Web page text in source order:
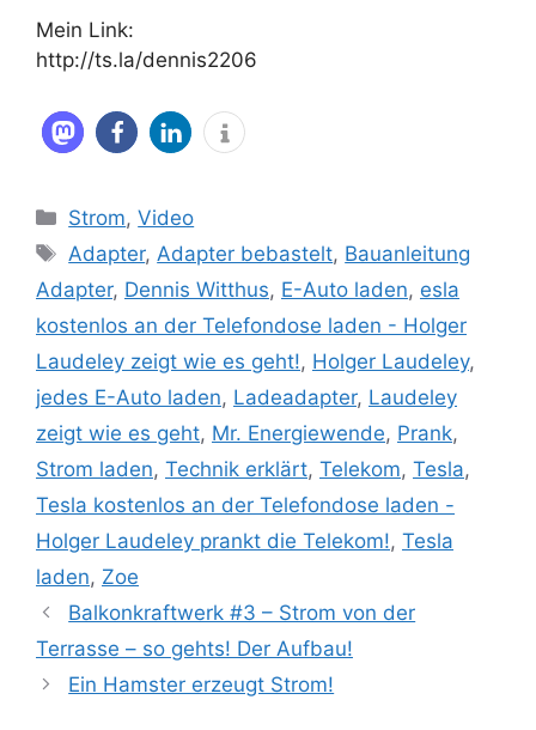
Mein Link:
http://ts.la/dennis2206
Kategorien
Strom,Video
Schlagwörter
Adapter,Adapter bebastelt, Bauanleitung
Adapter, Dennis Witthus, E-Auto laden, esla
kostenlos an der Telefondose laden - Holger
Laudeley zeigt wie es geht!, Holger Laudeley,
jedes E-Auto laden, Ladeadapter, Laudeley
zeigt wie es geht, Mr. Energiewende, Prank,
Strom laden, Technik erklärt, Telekom, Tesla,
Tesla kostenlos an der Telefondose laden -
Holger Laudeley prankt die Telekom!, Tesla
laden, Zoe
Balkonkraftwerk #3 – Strom von der
Terrasse – so gehts! Der Aufbau!
Ein Hamster erzeugt Strom!